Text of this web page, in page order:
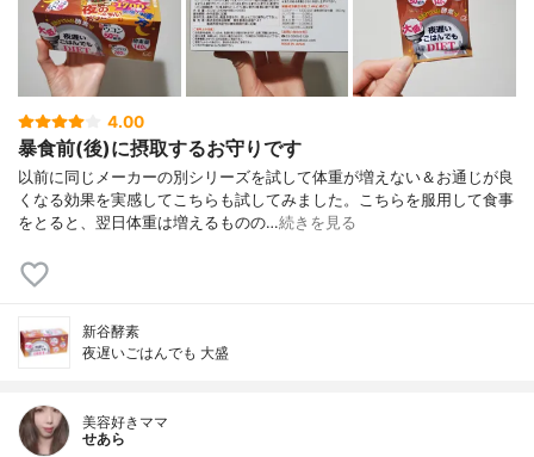
4.00
暴食前(後)に摂取するお守りです
以前に同じメーカーの別シリーズを試して体重が増えない＆お通じが良
くなる効果を実感してこちらも試してみました。こちらを服用して食事
をとると、翌日体重は増えるものの…続きを見る
新谷酵素
夜遅いごはんでも 大盛
美容好きママ
せあら